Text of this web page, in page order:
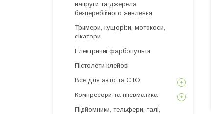
напруги та джерела
безперебійного живлення
Тримери, кущорізи, мотокоси,
сікатори
Електричні фарбопульти
Пістолети клейові
Все для авто та СТО
Компресори та пневматика
Підйомники, тельфери, талі,